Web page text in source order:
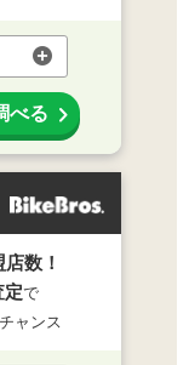
べる
数！
定で
チャンス